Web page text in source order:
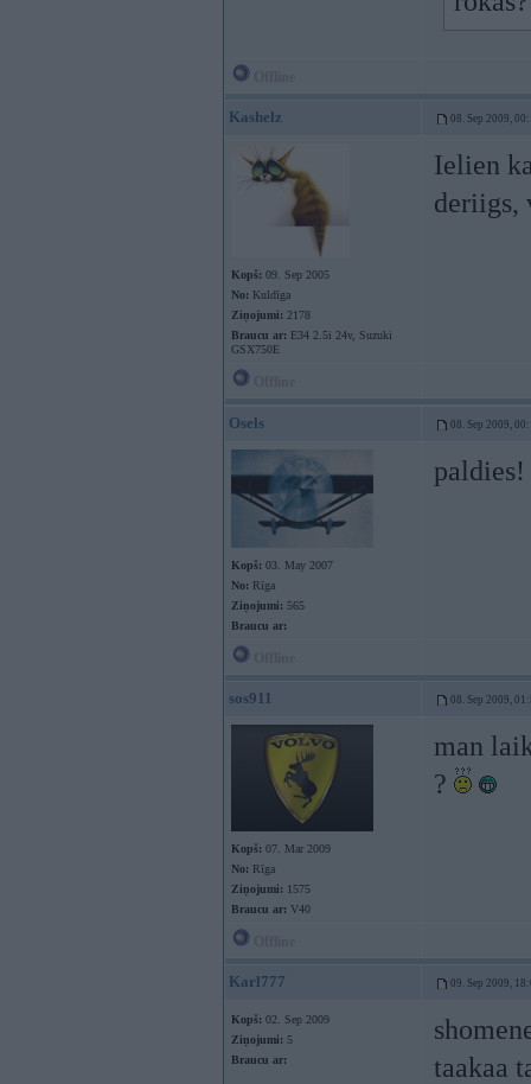
Kashelz 08. Sep 2009,
Kopš: 09. Sep 2005
No: Kuldīga
Ziņojumi: 2178
Braucu ar: E34 2.5i 24v, Suzuki
GSX750E
Ielien
deriigs,
Osels 08. Sep 2009,
Kopš: 03. May 2007
No: Rīga
Ziņojumi: 565
Braucu ar:
paldies!
sos911 08. Sep 2009,
Kopš: 07. Mar 2009
No: Rīga
Ziņojumi: 1575
Braucu ar: V40
man
?
Karl777 09. Sep 2009,
Kopš: 02. Sep 2009
Ziņojumi: 5
Braucu ar:
taakaa